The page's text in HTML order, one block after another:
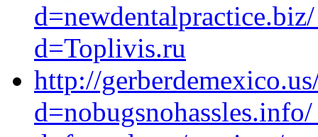
d=Toplivis.ru
http://